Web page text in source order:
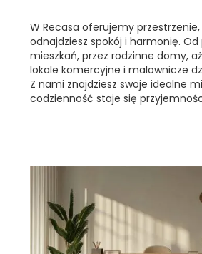
W Recasa oferujemy
odnajdziesz spokój i harmonię.
mieszkań, przez rodzinne domy,
lokale komercyjne i malownicze
Z nami znajdziesz swoje idealne
codzienność staje się